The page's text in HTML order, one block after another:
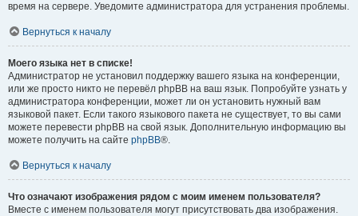
время на сервере. Уведомите администратора для устранения проблемы.
Вернуться к началу
Моего языка нет в списке!
Администратор не установил поддержку вашего языка на конференции,
или же просто никто не перевёл phpBB на ваш язык. Попробуйте узнать у
администратора конференции, может ли он установить нужный вам
языковой пакет. Если такого языкового пакета не существует, то вы сами
можете перевести phpBB на свой язык. Дополнительную информацию вы
можете получить на сайте phpBB®.
Вернуться к началу
Что означают изображения рядом с моим именем пользователя?
Вместе с именем пользователя могут присутствовать два изображения.